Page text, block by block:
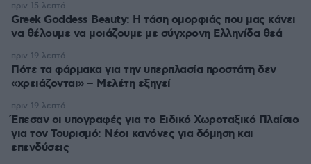
Greek Goddess Beauty: Η τάση ομορφιάς που μας κάνει
να θέλουμε να μοιάζουμε με σύγχρονη Ελληνίδα θεά
πριν 15 λεπτά
Πότε τα φάρμακα για την υπερπλασία προστάτη δεν
«χρειάζονται» – Μελέτη εξηγεί
πριν 19 λεπτά
Έπεσαν οι υπογραφές για το Ειδικό Χωροταξικό Πλαίσιο
για τον Τουρισμό: Νέοι κανόνες για δόμηση και
επενδύσεις
πριν 19 λεπτά